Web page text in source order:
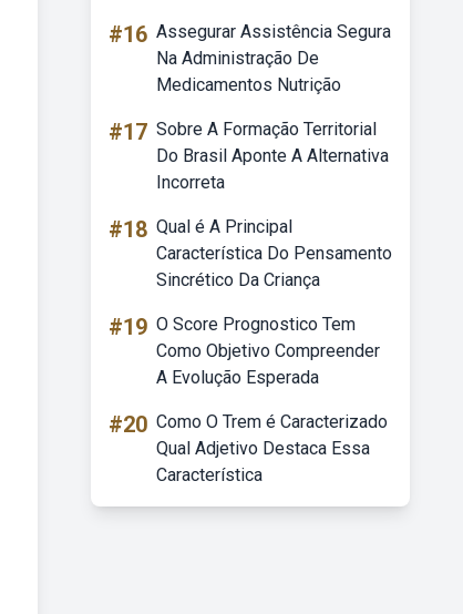
#16 Assegurar Assistência Segura
Na Administração De
Medicamentos Nutrição
#17 Sobre A Formação Territorial
Do Brasil Aponte A Alternativa
Incorreta
#18 Qual é A Principal
Característica Do Pensamento
Sincrético Da Criança
#19 O Score Prognostico Tem
Como Objetivo Compreender
A Evolução Esperada
#20 Como O Trem é Caracterizado
Qual Adjetivo Destaca Essa
Característica